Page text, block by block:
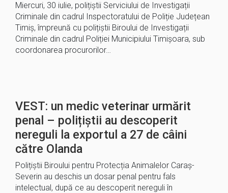
Miercuri, 30 iulie, polițiștii Serviciului de Investigații
Criminale din cadrul Inspectoratului de Poliție Județean
Timiș, împreună cu polițiștii Biroului de Investigații
Criminale din cadrul Poliției Municipiului Timișoara, sub
coordonarea procurorilor…
VEST: un medic veterinar urmărit
penal – polițiștii au descoperit
nereguli la exportul a 27 de câini
către Olanda
Polițiștii Biroului pentru Protecția Animalelor Caraș-
Severin au deschis un dosar penal pentru fals
intelectual, după ce au descoperit nereguli în